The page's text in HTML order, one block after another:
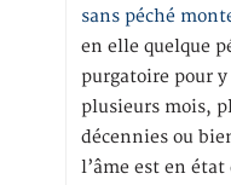
sans péché
en elle quelque
purgatoire pour
plusieurs mois,
décennies ou
l’âme est en